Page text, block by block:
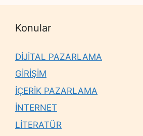
Konular
DİJİTAL PAZARLAMA
GİRİŞİM
İÇERİK PAZARLAMA
İNTERNET
LİTERATÜR